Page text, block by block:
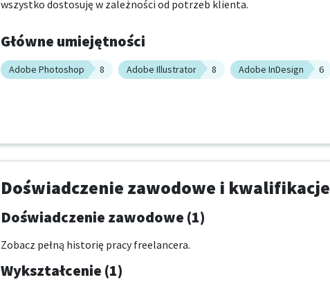
wszystko dostosuję w zależności od potrzeb klienta.
Główne umiejętności
Adobe Photoshop 8 Adobe Illustrator 8 Adobe InDesign 6
Doświadczenie zawodowe i kwalifikacje
Doświadczenie zawodowe (1)
Zobacz pełną historię pracy freelancera.
Wykształcenie (1)